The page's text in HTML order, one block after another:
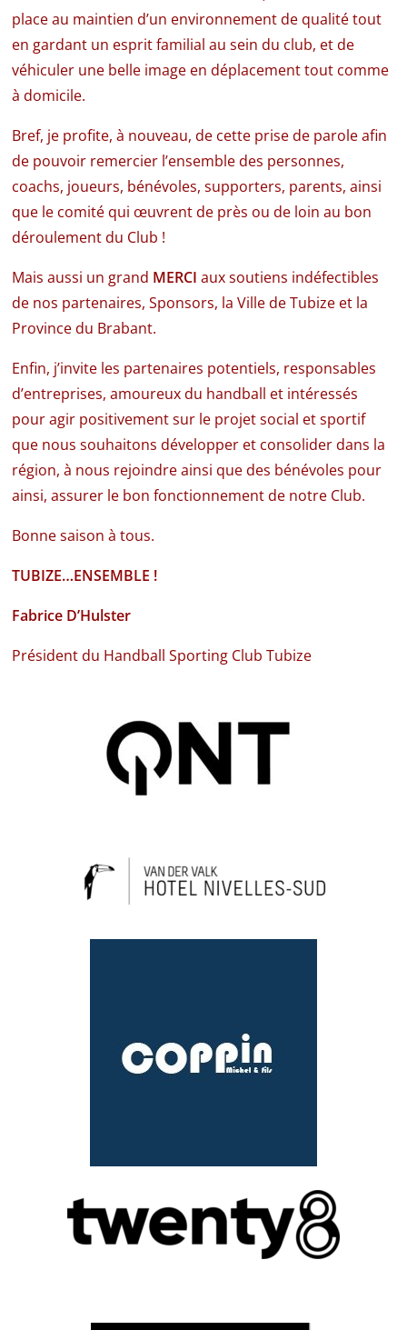
place au maintien d’un environnement de qualité tout
en gardant un esprit familial au sein du club, et de
véhiculer une belle image en déplacement tout comme
à domicile.
Bref, je profite, à nouveau, de cette prise de parole afin
de pouvoir remercier l’ensemble des personnes,
coachs, joueurs, bénévoles, supporters, parents, ainsi
que le comité qui œuvrent de près ou de loin au bon
déroulement du Club !
Mais aussi un grand MERCI aux soutiens indéfectibles
de nos partenaires, Sponsors, la Ville de Tubize et la
Province du Brabant.
Enfin, j’invite les partenaires potentiels, responsables
d’entreprises, amoureux du handball et intéressés
pour agir positivement sur le projet social et sportif
que nous souhaitons développer et consolider dans la
région, à nous rejoindre ainsi que des bénévoles pour
ainsi, assurer le bon fonctionnement de notre Club.
Bonne saison à tous.
TUBIZE…ENSEMBLE !
Fabrice D’Hulster
Président du Handball Sporting Club Tubize